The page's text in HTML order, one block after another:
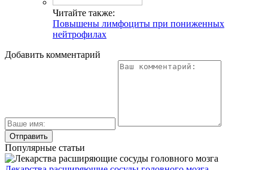
Читайте также:
Повышены лимфоциты при пониженных
нейтрофилах
Добавить комментарий
Популярные статьи